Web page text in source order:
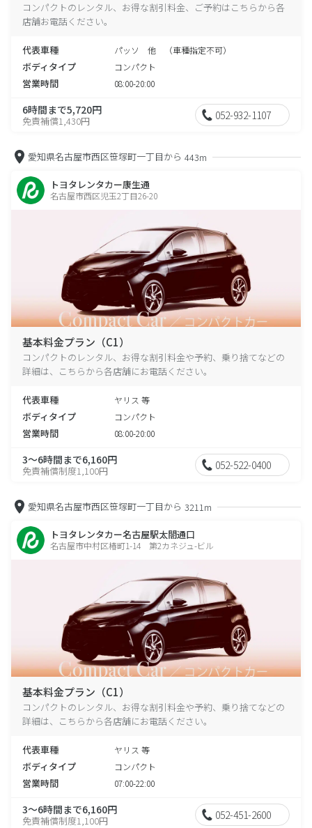
コンパクトのレンタル、お得な割引料金、ご予約はこちらから各
店舗お電話ください。
代表車種 パッソ 他 （車種指定不可）
ボディタイプ コンパクト
営業時間 08:00-20:00
6時間まで5,720円
免責補償1,430円 052-932-1107
愛知県名古屋市西区笹塚町一丁目から 443m
トヨタレンタカー康生通
名古屋市西区児玉2丁目26-20
基本料金プラン（C1）
コンパクトのレンタル、お得な割引料金や予約、乗り捨てなどの
詳細は、こちらから各店舗にお電話ください。
代表車種 ヤリス 等
ボディタイプ コンパクト
営業時間 08:00-20:00
3～6時間まで6,160円
免責補償制度1,100円 052-522-0400
愛知県名古屋市西区笹塚町一丁目から 3211m
トヨタレンタカー名古屋駅太閤通口
名古屋市中村区椿町1-14 第2カネジュ-ビル
基本料金プラン（C1）
コンパクトのレンタル、お得な割引料金や予約、乗り捨てなどの
詳細は、こちらから各店舗にお電話ください。
代表車種 ヤリス 等
ボディタイプ コンパクト
営業時間 07:00-22:00
3～6時間まで6,160円
免責補償制度1,100円 052-451-2600